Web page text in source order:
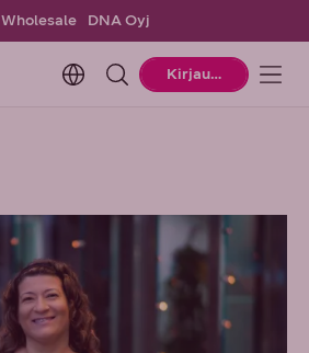
Wholesale DNA Oyj
Change language. Current
Kirjaudu